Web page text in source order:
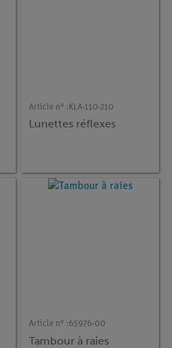
Article n° : KLA-110-210
Lunettes réflexes
Article n° :65976-00
Tambour à raies